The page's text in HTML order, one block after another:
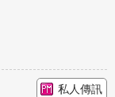
私人傳訊